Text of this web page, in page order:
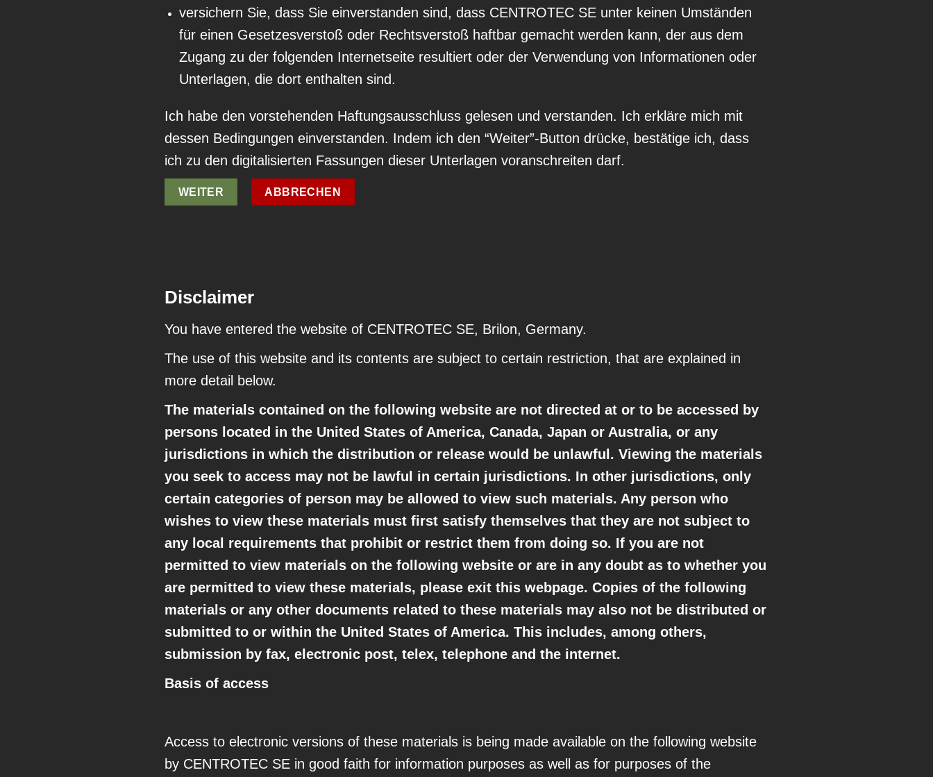
versichern Sie, dass Sie einverstanden sind, dass CENTROTEC SE unter keinen Umständen
für einen Gesetzesverstoß oder Rechtsverstoß haftbar gemacht werden kann, der aus dem
Zugang zu der folgenden Internetseite resultiert oder der Verwendung von Informationen oder
Unterlagen, die dort enthalten sind.
Ich habe den vorstehenden Haftungsausschluss gelesen und verstanden. Ich erkläre mich mit
dessen Bedingungen einverstanden. Indem ich den “Weiter”-Button drücke, bestätige ich, dass
ich zu den digitalisierten Fassungen dieser Unterlagen voranschreiten darf.
WEITER ABBRECHEN
Disclaimer
You have entered the website of CENTROTEC SE, Brilon, Germany.
The use of this website and its contents are subject to certain restriction, that are explained in
more detail below.
The materials contained on the following website are not directed at or to be accessed by
persons located in the United States of America, Canada, Japan or Australia, or any
jurisdictions in which the distribution or release would be unlawful. Viewing the materials
you seek to access may not be lawful in certain jurisdictions. In other jurisdictions, only
certain categories of person may be allowed to view such materials. Any person who
wishes to view these materials must first satisfy themselves that they are not subject to
any local requirements that prohibit or restrict them from doing so. If you are not
permitted to view materials on the following website or are in any doubt as to whether you
are permitted to view these materials, please exit this webpage. Copies of the following
materials or any other documents related to these materials may also not be distributed or
submitted to or within the United States of America. This includes, among others,
submission by fax, electronic post, telex, telephone and the internet.
Basis of access
Access to electronic versions of these materials is being made available on the following website
by CENTROTEC SE in good faith for information purposes as well as for purposes of the